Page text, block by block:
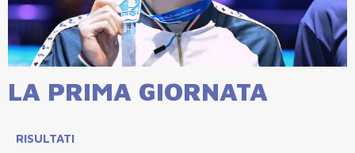
LA PRIMA GIORNATA
RISULTATI